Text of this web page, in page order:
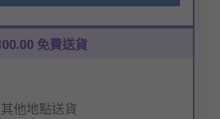
免費送貨
他地點送貨